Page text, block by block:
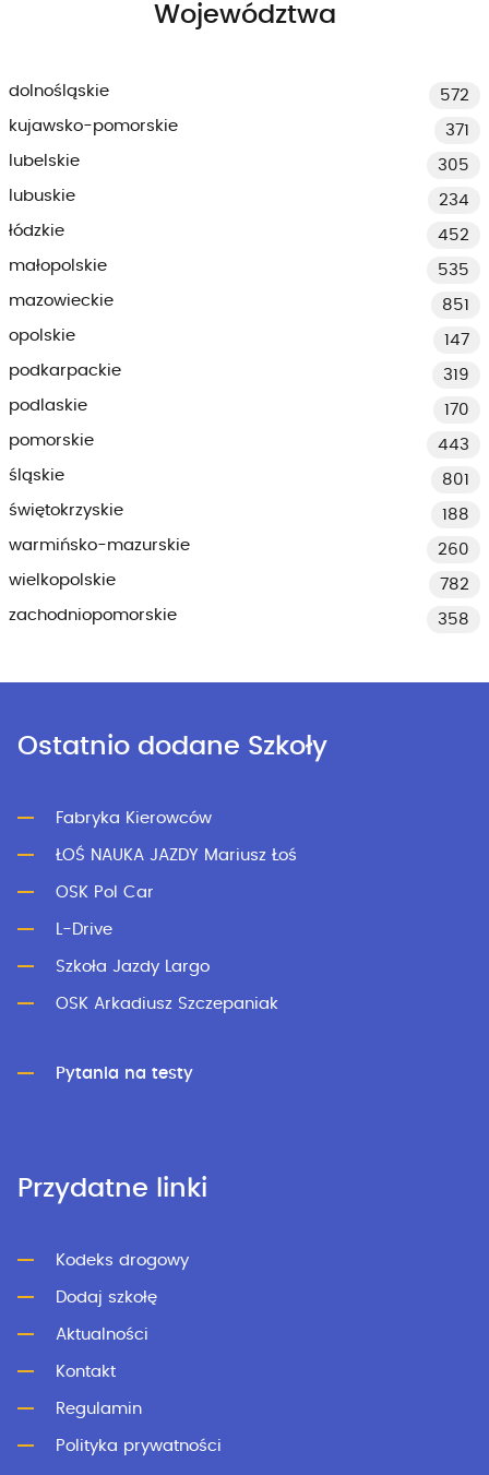
Województwa
dolnośląskie
572
kujawsko-pomorskie
371
lubelskie
305
lubuskie
234
łódzkie
452
małopolskie
535
mazowieckie
851
opolskie
147
podkarpackie
319
podlaskie
170
pomorskie
443
śląskie
801
świętokrzyskie
188
warmińsko-mazurskie
260
wielkopolskie
782
zachodniopomorskie
358
Ostatnio dodane Szkoły
Fabryka Kierowców
ŁOŚ NAUKA JAZDY Mariusz Łoś
OSK Pol Car
L-Drive
Szkoła Jazdy Largo
OSK Arkadiusz Szczepaniak
Pytania na testy
Przydatne linki
Kodeks drogowy
Dodaj szkołę
Aktualności
Kontakt
Regulamin
Polityka prywatności